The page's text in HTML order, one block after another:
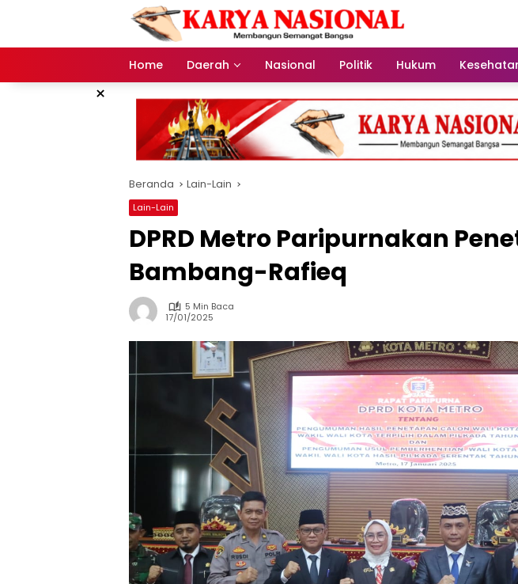
Home Daerah Nasional Politik Hukum
×
Beranda Lain-Lain
Lain-Lain
DPRD Metro Paripurnakan
Bambang-Rafieq
5 Min Baca
17/01/2025